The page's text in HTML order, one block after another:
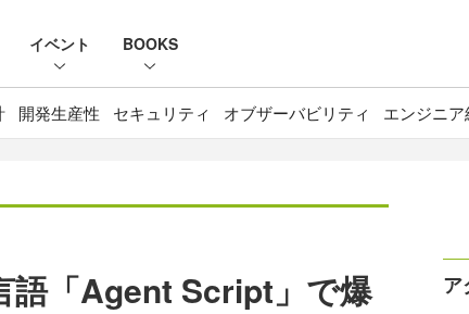
イベント BOOKS
開発生産性 セキュリティ オブザーバビリティ エンジニ
語「Agent Script」で爆
ア